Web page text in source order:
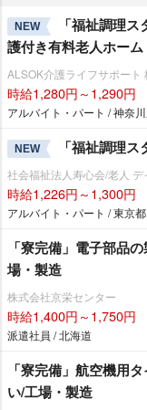
NEW
「福祉調理
護付き有料老人ホーム
ALSOK介護ライフサポート
時給1,280円～1,290円
アルバイト・パート / 神奈
NEW 「福祉調理
社会福祉法人寿心会/老人
時給1,226円～1,300円
アルバイト・パート / 東京都
「寮完備」電子部品
場・製造
株式会社京栄センター
時給1,400円～1,750円
派遣社員 / 北海道
「寮完備」航空機用
い/工場・製造